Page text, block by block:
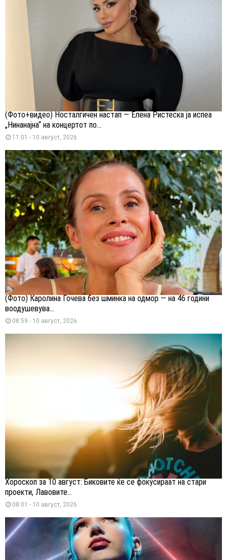
(Фото+видео) Носталгичен настап — Елена Ристеска ја испеа
„Нинанајна“ на концертот по...
11:01 - 10 август, 2026
(Фото) Каролина Гочева без шминка на одмор — на 46 години
воодушевува...
08:59 - 10 август, 2026
Хороскоп за 10 август: Биковите ќе се фокусираат на стари
проекти, Лавовите...
08:01 - 10 август, 2026